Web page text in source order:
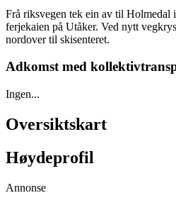
Frå riksvegen tek ein av til
ferjekaien på Utåker. Ved nytt
nordover til skisenteret.
Adkomst med
Ingen...
Oversiktskart
Høydeprofil
Annonse